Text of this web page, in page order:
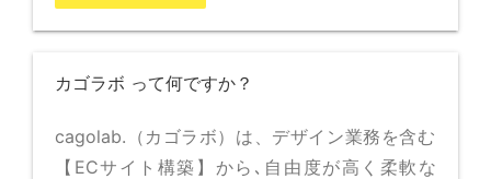
カゴラボ って何ですか？
cagolab.（カゴラボ）は、デザイン業務を含む
【ECサイト構築】から､自由度が高く柔軟な